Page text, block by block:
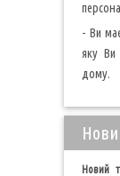
- Ви
яку Ви
дому.
Новий